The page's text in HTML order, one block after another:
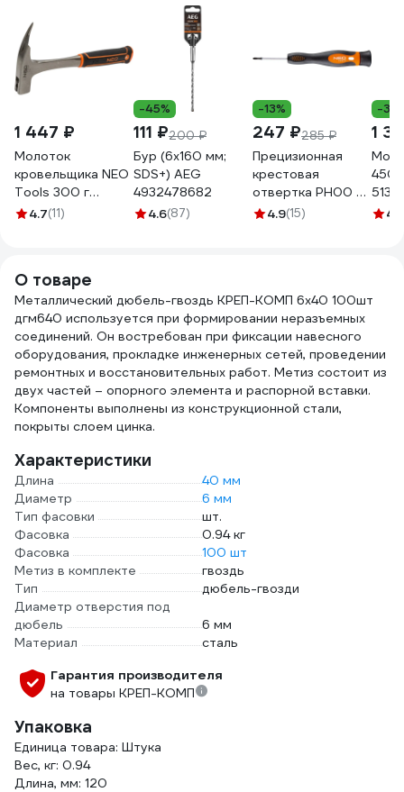
1 447 ₽
Молоток
кровельщика NEO
Tools 300 г
цельнокованый
4.7(11)
-45%
111 ₽200 ₽
Бур (6x160 мм;
SDS+) AEG
4932478682
4.6(87)
-13%
247 ₽285 ₽
Прецизионная
крестовая
отвертка PH00 x
50 мм NEO TOOLS
4.9(15)
-
1
450
4.6
О товаре
Металлический дюбель-гвоздь КРЕП-КОМП 6х40 100шт
дгм640 используется при формировании неразъемных
соединений. Он востребован при фиксации навесного
оборудования, прокладке инженерных сетей, проведении
ремонтных и восстановительных работ. Метиз состоит из
двух частей – опорного элемента и распорной вставки.
Компоненты выполнены из конструкционной стали,
покрыты слоем цинка.
Характеристики
Длина
40 мм
Диаметр
6 мм
Тип фасовки
шт.
Фасовка
0.94 кг
Фасовка
100 шт
Метиз в комплекте
гвоздь
Тип
дюбель-гвозди
Диаметр отверстия под
дюбель
6 мм
Материал
сталь
Гарантия производителя
на товары КРЕП-КОМП
Упаковка
Единица товара: Штука
Вес, кг: 0.94
Длина, мм: 120